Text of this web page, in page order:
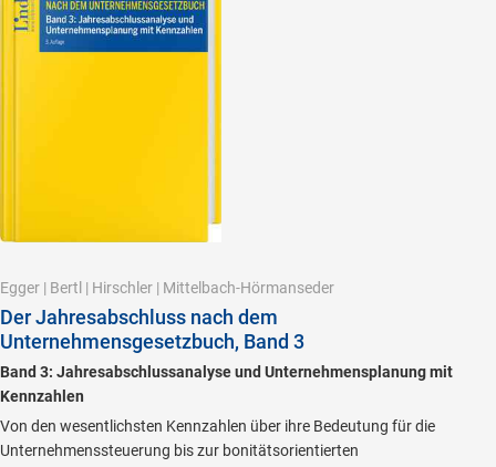
Egger | Bertl | Hirschler | Mittelbach-Hörmanseder
Der Jahresabschluss nach dem
Unternehmensgesetzbuch, Band 3
Band 3: Jahresabschlussanalyse und Unternehmensplanung mit
Kennzahlen
Von den wesentlichsten Kennzahlen über ihre Bedeutung für die
Unternehmenssteuerung bis zur bonitätsorientierten